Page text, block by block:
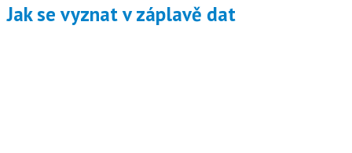
Jak se vyznat v záplavě dat